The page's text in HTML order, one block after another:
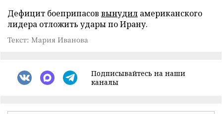
Дефицит боеприпасов вынудил американского
лидера отложить удары по Ирану.
Текст: Мария Иванова
Подписывайтесь на наши
каналы